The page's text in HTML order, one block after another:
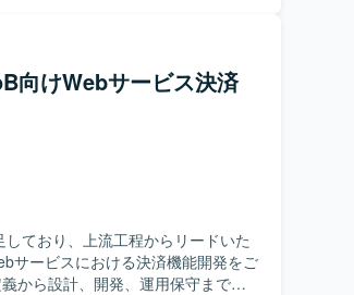
進められるコミュニケーション力
って取り組んでいただける方が望
にも前向きに取り組んでいただけ
持ってご活躍いただけます。自社
発など新しい開発スタイルにも触
ます。
向けWebサービス決済
ており、上流工程からリードいた
から設計、開発、運用保守まで一